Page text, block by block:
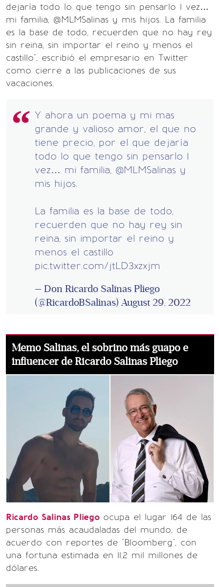
dejaría todo lo que tengo sin pensarlo 1 vez…
mi familia, @MLMSalinas y mis hijos. La familia
es la base de todo, recuerden que no hay rey
sin reina, sin importar el reino y menos el
castillo", escribió el empresario en Twitter
como cierre a las publicaciones de sus
vacaciones.
Y ahora un poema y mi mas
grande y valioso amor, el que no
tiene precio, por el que dejaría
todo lo que tengo sin pensarlo 1
vez… mi familia, @MLMSalinas y
mis hijos.
La familia es la base de todo,
recuerden que no hay rey sin
reina, sin importar el reino y
menos el castillo
pic.twitter.com/jtLD3xzxjm
— Don Ricardo Salinas Pliego
(@RicardoBSalinas)August 29, 2022
Memo Salinas, el sobrino más guapo e
influencer de Ricardo Salinas Pliego
Ricardo Salinas Pliego ocupa el lugar 164 de las
personas más acaudaladas del mundo, de
acuerdo con reportes de "Bloomberg", con
una fortuna estimada en 11.2 mil millones de
dólares.